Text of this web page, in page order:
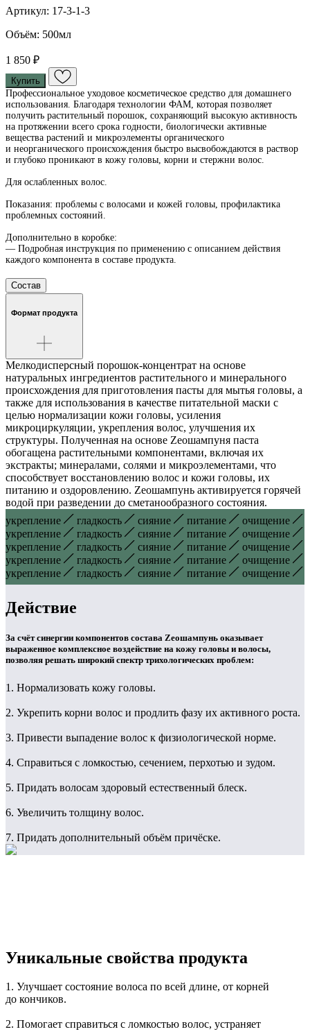
Артикул: 17-3-1-3
Объём: 500мл
1 850 ₽
Купить
Профессиональное уходовое косметическое средство для домашнего
использования. Благодаря технологии ФАМ, которая позволяет
получить растительный порошок, сохраняющий высокую активность
на протяжении всего срока годности, биологически активные
вещества растений и микроэлементы органического
и неорганического происхождения быстро высвобождаются в раствор
и глубоко проникают в кожу головы, корни и стержни волос.
Для ослабленных волос.
Показания: проблемы с волосами и кожей головы, профилактика
проблемных состояний.
Дополнительно в коробке:
— Подробная инструкция по применению с описанием действия
каждого компонента в составе продукта.
Состав
Формат продукта
Мелкодисперсный порошок-концентрат на основе
натуральных ингредиентов растительного и минерального
происхождения для приготовления пасты для мытья головы, а
также для использования в качестве питательной маски с
целью нормализации кожи головы, усиления
микроциркуляции, укрепления волос, улучшения их
структуры. Полученная на основе Zеошампуня паста
обогащена растительными компонентами, включая их
экстракты; минералами, солями и микроэлементами, что
способствует восстановлению волос и кожи головы, их
питанию и оздоровлению. Zеошампунь активируется горячей
водой при разведении до сметанообразного состояния.
укрепление
гладкость сияние питание
очищение
укрепление
гладкость сияние питание
очищение
укрепление
гладкость сияние питание
очищение
укрепление
гладкость сияние питание
очищение
укрепление
гладкость сияние питание очищение
Действие
За счёт синергии компонентов состава Zeoшампунь оказывает
выраженное комплексное воздействие на кожу головы и волосы,
позволяя решать широкий спектр трихологических проблем:
1. Нормализовать кожу головы.
2. Укрепить корни волос и продлить фазу их активного роста.
3. Привести выпадение волос к физиологической норме.
4. Справиться с ломкостью, сечением, перхотью и зудом.
5. Придать волосам здоровый естественный блеск.
6. Увеличить толщину волос.
7. Придать дополнительный объём причёске.
Уникальные свойства продукта
1. Улучшает состояние волоса по всей длине, от корней
до кончиков.
2. Помогает справиться с ломкостью волос, устраняет